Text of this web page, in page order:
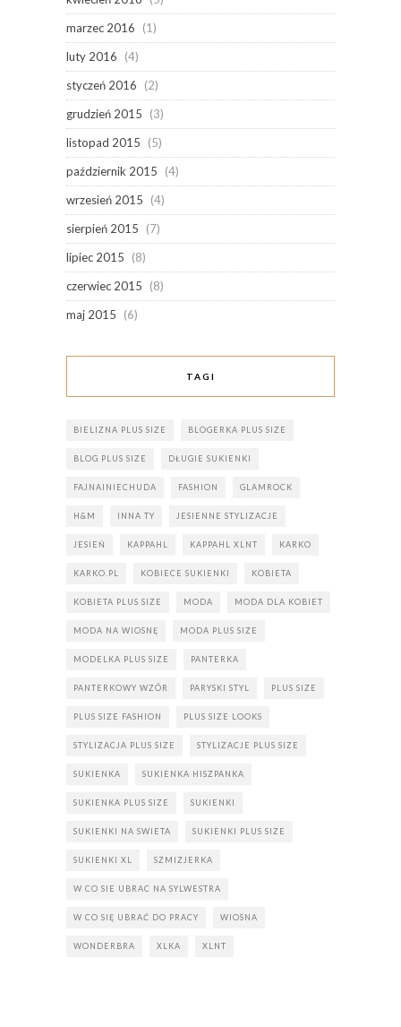
marzec 2016
(1)
luty 2016
(4)
styczeń 2016
(2)
grudzień 2015
(3)
listopad 2015
(5)
październik 2015
(4)
wrzesień 2015
(4)
sierpień 2015
(7)
lipiec 2015
(8)
czerwiec 2015
(8)
maj 2015
(6)
TAGI
BIELIZNA PLUS SIZE BLOGERKA PLUS SIZE
BLOG PLUS SIZE DŁUGIE SUKIENKI
FAJNAINIECHUDA FASHION GLAMROCK
H&M INNA TY JESIENNE STYLIZACJE
JESIEŃ KAPPAHL KAPPAHL XLNT KARKO
KARKO.PL KOBIECE SUKIENKI KOBIETA
KOBIETA PLUS SIZE MODA MODA DLA KOBIET
MODA NA WIOSNĘ MODA PLUS SIZE
MODELKA PLUS SIZE PANTERKA
PANTERKOWY WZÓR PARYSKI STYL PLUS SIZE
PLUS SIZE FASHION PLUS SIZE LOOKS
STYLIZACJA PLUS SIZE STYLIZACJE PLUS SIZE
SUKIENKA SUKIENKA HISZPANKA
SUKIENKA PLUS SIZE SUKIENKI
SUKIENKI NA SWIETA SUKIENKI PLUS SIZE
SUKIENKI XL SZMIZJERKA
W CO SIE UBRAC NA SYLWESTRA
W CO SIĘ UBRAĆ DO PRACY WIOSNA
WONDERBRA XLKA XLNT